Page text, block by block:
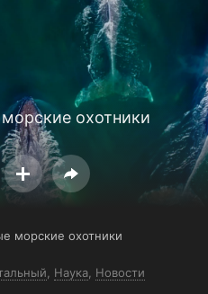
охотники
морские охотники
Наука Новости
соглашение
Для партнёров
промокод
каналы Контакты